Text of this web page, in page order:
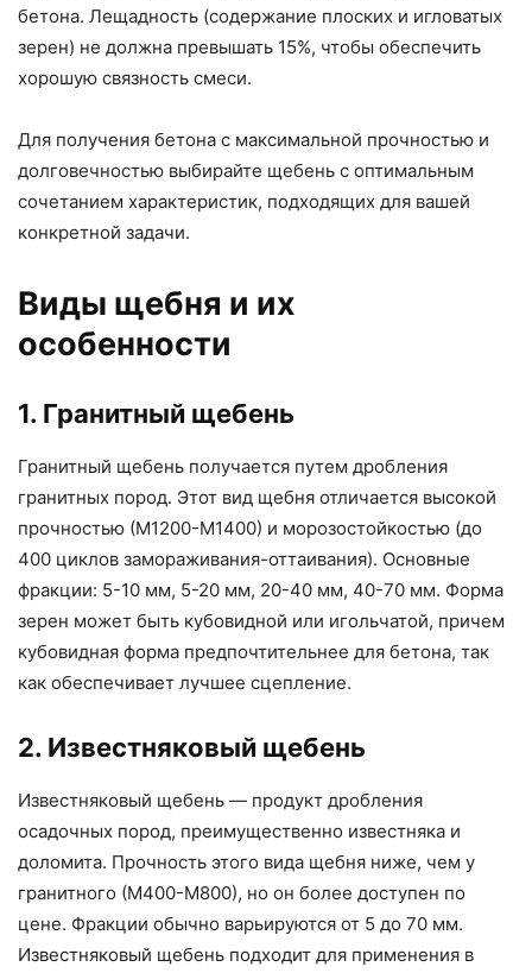
бетона. Лещадность (содержание плоских и игловатых
зерен) не должна превышать 15%, чтобы обеспечить
хорошую связность смеси.
Для получения бетона с максимальной прочностью и
долговечностью выбирайте щебень с оптимальным
сочетанием характеристик, подходящих для вашей
конкретной задачи.
Виды щебня и их
особенности
1. Гранитный щебень
Гранитный щебень получается путем дробления
гранитных пород. Этот вид щебня отличается высокой
прочностью (М1200-М1400) и морозостойкостью (до
400 циклов замораживания-оттаивания). Основные
фракции: 5-10 мм, 5-20 мм, 20-40 мм, 40-70 мм. Форма
зерен может быть кубовидной или игольчатой, причем
кубовидная форма предпочтительнее для бетона, так
как обеспечивает лучшее сцепление.
2. Известняковый щебень
Известняковый щебень — продукт дробления
осадочных пород, преимущественно известняка и
доломита. Прочность этого вида щебня ниже, чем у
гранитного (М400-М800), но он более доступен по
цене. Фракции обычно варьируются от 5 до 70 мм.
Известняковый щебень подходит для применения в